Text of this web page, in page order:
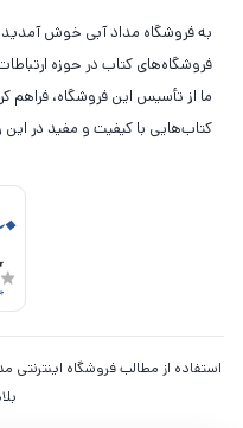
به فروشگاه مداد آبی خوش آمدید!
فروشگاه‌های کتاب در حوزه
ما از تأسیس این فروشگاه،
کتاب‌هایی با کیفیت و مفید در
استفاده از مطالب فروشگاه اینترنتی